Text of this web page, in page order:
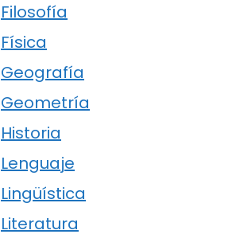
Filosofía
Física
Geografía
Geometría
Historia
Lenguaje
Lingüística
Literatura